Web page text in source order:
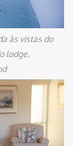
às vistas do
lodge.